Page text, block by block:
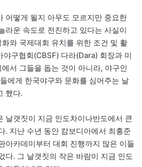
어떻게 될지 아무도 모르지만 중요한
라운 속도로 전진하고 있다는 사실이
와 국제대회 유치를 위한 조건 및 활
야구협회(CBSF) 다라(Dara) 회장과 미
서 그들을 돕는 것이 아니라, 야구인
에게 한국야구와 문화를 심어주는 날
했다.
날갯짓이 지금 인도차이나반도에서 큰
. 지난 수년 동안 캄보디아에서 최홍준
아카데미부터 대회 진행까지 많은 이들
다. 그 날갯짓의 작은 바람이 지금 인도